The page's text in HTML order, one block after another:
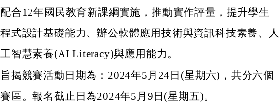
配合12年國民教育新課綱實施，推動實作評量，提升學生
程式設計基礎能力、辦公軟體應用技術與資訊科技素養、人
工智慧素養(AI Literacy)與應用能力。
旨揭競賽活動日期為：2024年5月24日(星期六)，共分六個
賽區。報名截止日為2024年5月9日(星期五)。